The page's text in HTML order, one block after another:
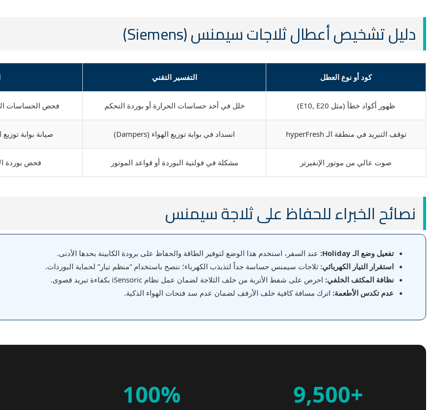
دليل تشخيص أعطال ثلاجات سيمنس (Siemens)
كود أو نوع العطل التفسير التقني
ظهور أكواد خطأ (مثل E10, E20) خلل في أحد حساسات الحرارة أو بوردة التحكم فحص الحساسات
توقف التبريد في منطقة الـ hyperFresh انسداد في بوابة توزيع الهواء (Dampers) صيانة بوابة
صوت عالي من موتور الإنفيرتر مشكلة في فولتية البوردة أو قواعد الموتور فحص بوردة
نصائح الخبراء للحفاظ على ثلاجة سيمنس
تفعيل وضع الـ Holiday:
عند السفر، استخدم هذا الوضع لتوفير الطاقة والحفاظ على برودة الكابينة بحدها الأدنى.
استقرار التيار الكهربائي: ثلاجات سيمنس حساسة جداً لتذبذب الكهرباء؛ ننصح باستخدام “منظم تيار” لحماية البوردات.
نظافة المكثف الخلفي: احرص على شفط الأتربة من خلف الثلاجة لضمان عمل نظام iSensoric بكفاءة تبريد قصوى.
عدم تكدس الأطعمة: اترك مسافة كافية خلف الأرفف لضمان عدم سد فتحات الهواء الذكية.
+9,500
100%